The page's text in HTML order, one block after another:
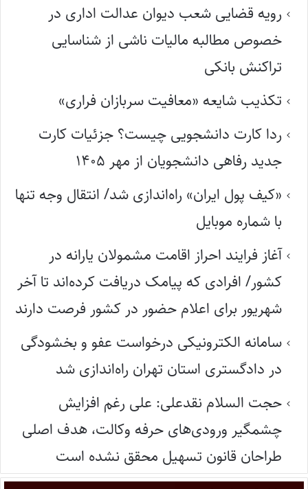
رویه قضایی شعب دیوان عدالت اداری در
خصوص مطالبه مالیات ناشی از شناسایی
تراکنش بانکی
تکذیب شایعه «معافیت سربازان فراری»
ردا کارت دانشجویی چیست؟ جزئیات کارت
جدید رفاهی دانشجویان از مهر ۱۴۰۵
«کیف پول ایران» راه‌اندازی شد/ انتقال وجه تنها
با شماره موبایل
آغاز فرایند احراز اقامت مشمولان یارانه در
کشور/ افرادی که پیامک دریافت کرده‌اند تا آخر
شهریور برای اعلام حضور در کشور فرصت دارند
سامانه الکترونیکی درخواست عفو و بخشودگی
در دادگستری استان تهران راه‌اندازی شد
حجت السلام نقدعلی: علی رغم افزایش
چشمگیر ورودی‌های حرفه وکالت، هدف اصلی
طراحان قانون تسهیل محقق نشده است